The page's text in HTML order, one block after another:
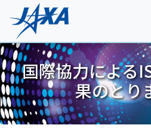
国際協力による
果のとり